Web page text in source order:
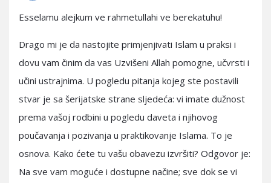
Esselamu alejkum ve rahmetullahi ve berekatuhu!
Drago mi je da nastojite primjenjivati Islam u praksi i
dovu vam činim da vas Uzvišeni Allah pomogne, učvrsti i
učini ustrajnima. U pogledu pitanja kojeg ste postavili
stvar je sa šerijatske strane sljedeća: vi imate dužnost
prema vašoj rodbini u pogledu daveta i njihovog
poučavanja i pozivanja u praktikovanje Islama. To je
osnova. Kako ćete tu vašu obavezu izvršiti? Odgovor je:
Na sve vam moguće i dostupne načine; sve dok se vi